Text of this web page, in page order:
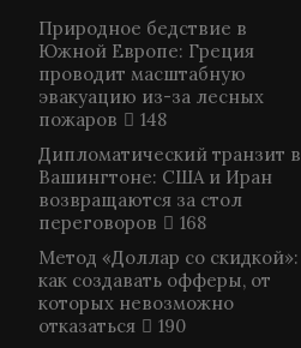
Природное бедствие в
Южной Европе: Греция
проводит масштабную
эвакуацию из-за лесных
пожаров
148
Дипломатический транзит в
Вашингтоне: США и Иран
возвращаются за стол
переговоров
168
Метод «Доллар со скидкой»:
как создавать офферы, от
которых невозможно
отказаться
190